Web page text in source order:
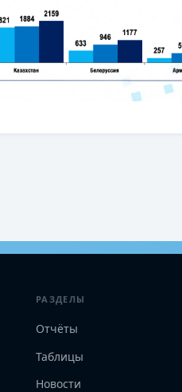
РАЗДЕЛЫ
Отчёты
Таблицы
Новости